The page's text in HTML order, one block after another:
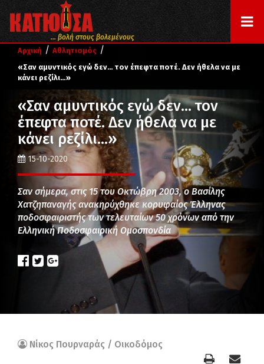
... βολή στους βολεμένους
Αρχική / Αθλητισμός /
«Σαν αμυντικός εγώ δεν… τον έπεφτα ποτέ. Δεν ήθελα να με
κάνει ρεζίλι…»
«Σαν αμυντικός εγώ δεν… τον
έπεφτα ποτέ. Δεν ήθελα να με
κάνει ρεζίλι…»
15-10-2020
Σαν σήμερα, στις 15 του Οκτώβρη 2003, ο Βασίλης
Χατζηπαναγής ανακηρύχθηκε κορυφαίος Έλληνας
ποδοσφαιριστής των τελευταίων 50 χρόνων από την
Ελληνική Ποδοσφαιρική Ομοσπονδία
Νίκος Πουρναράς / Οικοδόμος